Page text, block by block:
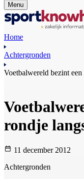
Menu
Home
Achtergronden
Voetbalwereld bezint een
rondje
11 december 2012
Achtergronden